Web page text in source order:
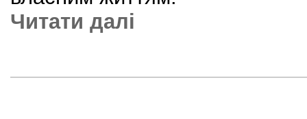
Читати далi